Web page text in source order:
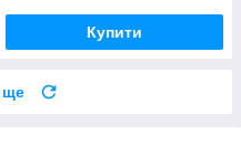
Купити
ще